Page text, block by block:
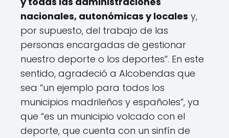
nacionales, autonómicas y locales y,
por supuesto, del trabajo de las
personas encargadas de gestionar
nuestro deporte o los deportes”. En este
sentido, agradeció a Alcobendas que
sea “un ejemplo para todos los
municipios madrileños y españoles”, ya
que “es un municipio volcado con el
deporte, que cuenta con un sinfín de